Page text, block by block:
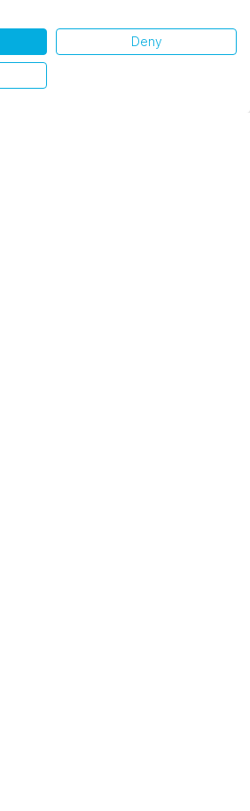
entendi!
en Chile, México, Emiratos
le tiene capacidad productiva y
Deny